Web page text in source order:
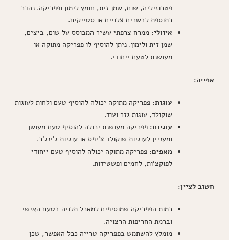
פטרוזיליה, שום, שמן זית, חומץ לימון ופפריקה. נהדר
כתוספת לבשרים צלויים או סטייקים.
איוולי: ממרח צרפתי עשיר המבוסס על שום, ביצים,
שמן זית ולימון. ניתן להוסיף לו פפריקה מתוקה או
מעושנת לטעם ייחודי.
אפייה:
עוגות: פפריקה מתוקה יכולה להוסיף טעם ולחות לעוגות
שוקולד, עוגות גזר ועוד.
עוגיות: פפריקה מעושנת יכולה להוסיף טעם מעושן
ומעניין לעוגיות שוקולד צ'יפס או עוגיות ג'ינג'ר.
מאפים: פפריקה מתוקה יכולה להוסיף טעם ייחודי
לפוקצ'ות, לחמים ופשטידות.
חשוב לציין:
כמות הפפריקה שמוסיפים למאכל תלויה בטעם האישי
וברמת החריפות הרצויה.
מומלץ להשתמש בפפריקה טרייה ככל האפשר, שכן